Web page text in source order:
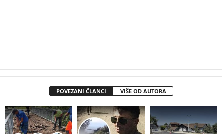
POVEZANI ČLANCI VIŠE OD AUTORA